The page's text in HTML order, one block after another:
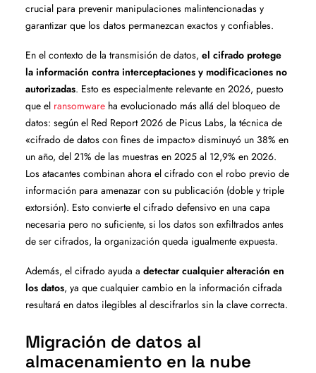
crucial para prevenir manipulaciones malintencionadas y
garantizar que los datos permanezcan exactos y confiables.
En el contexto de la transmisión de datos, el cifrado protege
la información contra interceptaciones y modificaciones no
autorizadas. Esto es especialmente relevante en 2026, puesto
que el ransomware ha evolucionado más allá del bloqueo de
datos: según el Red Report 2026 de Picus Labs, la técnica de
«cifrado de datos con fines de impacto» disminuyó un 38% en
un año, del 21% de las muestras en 2025 al 12,9% en 2026.
Los atacantes combinan ahora el cifrado con el robo previo de
información para amenazar con su publicación (doble y triple
extorsión). Esto convierte el cifrado defensivo en una capa
necesaria pero no suficiente, si los datos son exfiltrados antes
de ser cifrados, la organización queda igualmente expuesta.
Además, el cifrado ayuda a detectar cualquier alteración en
los datos, ya que cualquier cambio en la información cifrada
resultará en datos ilegibles al descifrarlos sin la clave correcta.
Migración de datos al
almacenamiento en la nube